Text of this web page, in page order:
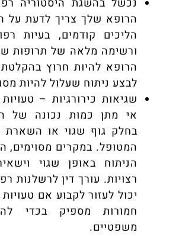
הרופא שלך צריך לדעת על
הליכים קודמים, בעיות
ורשימה מלאה של תרופות
הרופא להיות חרוץ בהקלטת
לבצע ניתוח שעלול להיות
שגיאות כירורגיות –
אי מתן כמות נכונה של
בחלק גוף שגוי או השארת
המטופל. במקרים מסוימים,
הניתוח באופן שגוי
רצויות. עורך דין לרשלנות
יכול לעזור לקבוע אם
חמורות מספיק בכדי
משפטיים.